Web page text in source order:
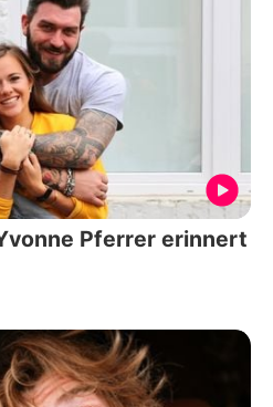
Pferrer erinnert